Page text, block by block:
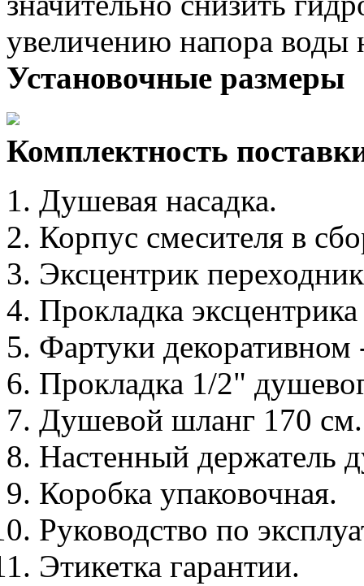
увеличению напора
Установочные размеры
Комплектность
Душевая насадка.
Корпус смесителя в
Эксцентрик
Прокладка
Фартуки декоративном
Прокладка 1/2"
Душевой шланг 170 см.
Настенный держатель
Коробка упаковочная.
Руководство по
Этикетка гарантии.